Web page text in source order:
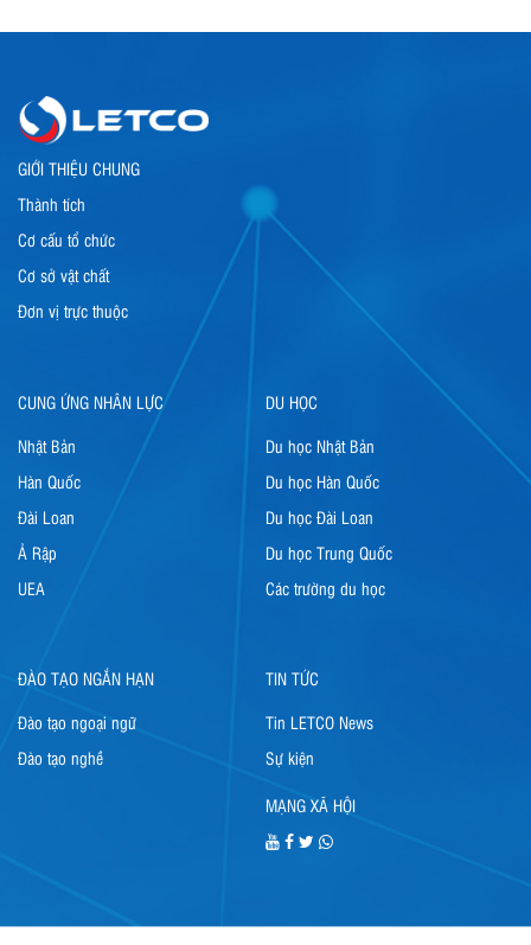
GIỚI THIỆU CHUNG
Thành tích
Cơ cấu tổ chức
Cơ sở vật chất
Đơn vị trực thuộc
CUNG ỨNG NHÂN LỰC
Nhật Bản
Hàn Quốc
Đài Loan
Ả Rập
UEA
DU HỌC
Du học Nhật Bản
Du học Hàn Quốc
Du học Đài Loan
Du học Trung Quốc
Các trường du học
ĐÀO TẠO NGẮN HẠN
Đào tạo ngoại ngữ
Đào tạo nghề
TIN TỨC
Tin LETCO News
Sự kiện
MẠNG XÃ HỘI